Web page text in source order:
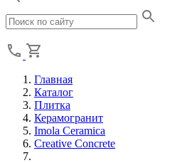
Главная
Каталог
Плитка
Керамогранит
Imola Ceramica
Creative Concrete